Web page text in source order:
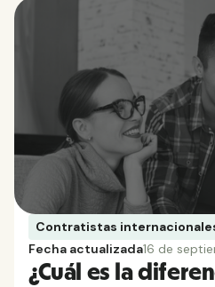
Contratistas
Fecha actualizada16 de
¿Cuál es la